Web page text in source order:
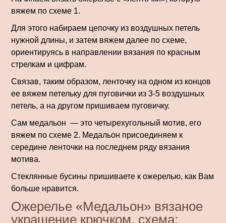
вяжем по схеме 1.
Для этого набираем цепочку из воздушных петель
нужной длины, и затем вяжем далее по схеме,
ориентируясь в направлении вязания по красным
стрелкам и цифрам.
Связав, таким образом, ленточку на одном из концов
ее вяжем петельку для пуговички из 3-5 воздушных
петель, а на другом пришиваем пуговичку.
Сам медальон — это четырехугольный мотив, его
вяжем по схеме 2. Медальон присоединяем к
середине ленточки на последнем ряду вязания
мотива.
Стеклянные бусины пришиваете к ожерелью, как Вам
больше нравится.
Ожерелье «Медальон» вязаное
украшение крючком, схема: